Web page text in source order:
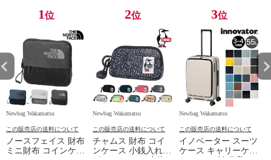
1位
Newbag Wakamatsu
この販売店の送料について
ノースフェイス 財布
ミニ財布 コインケー
2位
Newbag Wakamatsu
この販売店の送料について
チャムス 財布 コイ
ンケース 小銭入れ
3位
Newbag Wakamatsu
この販売店の送料について
イノベーター スーツ
ケース キャリーケー